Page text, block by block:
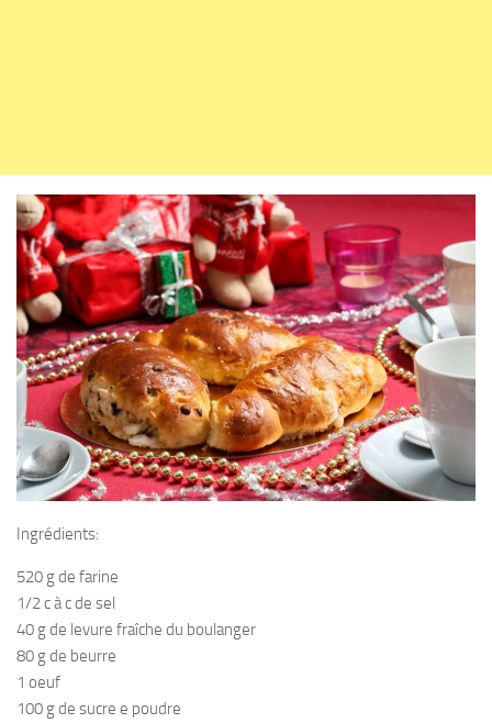
Ingrédients:
520 g de farine
1/2 c à c de sel
40 g de levure fraîche du boulanger
80 g de beurre
1 oeuf
100 g de sucre e poudre